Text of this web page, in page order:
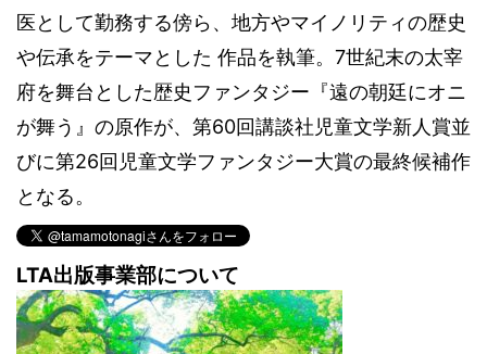
医として勤務する傍ら、地方やマイノリティの歴史
や伝承をテーマとした 作品を執筆。7世紀末の太宰
府を舞台とした歴史ファンタジー『遠の朝廷にオニ
が舞う』の原作が、第60回講談社児童文学新人賞並
びに第26回児童文学ファンタジー大賞の最終候補作
となる。
LTA出版事業部について